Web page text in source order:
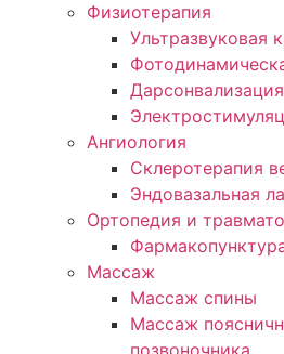
Физиотерапия
Ультразвуковая
Дарсонвализация
Ангиология
Склеротерапия
Эндовазальная
Ортопедия и
Массаж
Массаж спины
Массаж